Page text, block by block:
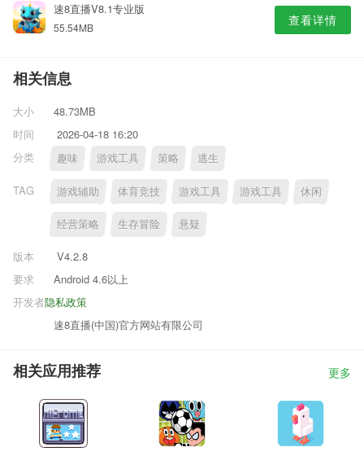
速8直播V8.1专业版
55.54MB 查看详情
相关信息
大小
48.73MB
时间
2026-04-18 16:20
分类
趣味 游戏工具 策略 逃生
TAG 游戏辅助 体育竞技 游戏工具 游戏工具 休闲
经营策略 生存冒险 悬疑
版本
V4.2.8
要求
Android 4.6以上
隐私政策
开发者
速8直播(中国)官方网站有限公司
相关应用推荐 更多